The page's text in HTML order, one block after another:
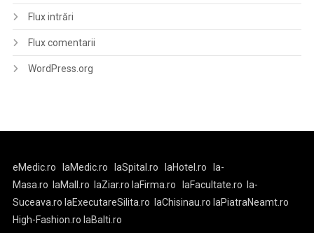
Flux intrări
Flux comentarii
WordPress.org
eMedic.ro laMedic.ro laSpital.ro laHotel.ro
la-
Masa.ro
laMall.ro laZiar.ro laFirma.ro laFacultate.ro
la-
Suceava.ro laExecutareSilita.ro laChisinau.ro laPiatraNeamt.ro
High-Fashion.ro laBalti.ro